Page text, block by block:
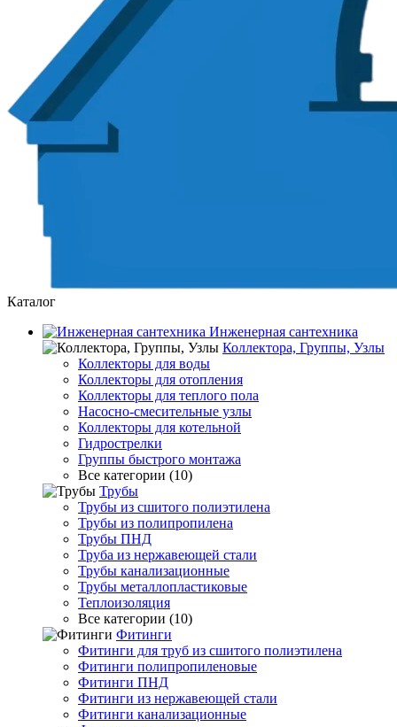
Каталог
Инженерная сантехника
Коллектора, Группы, Узлы
Коллекторы для воды
Коллекторы для отопления
Коллекторы для теплого пола
Насосно-смесительные узлы
Коллекторы для котельной
Гидрострелки
Группы быстрого монтажа
Все категории (10)
Трубы
Трубы из сшитого полиэтилена
Трубы из полипропилена
Трубы ПНД
Труба из нержавеющей стали
Трубы канализационные
Трубы металлопластиковые
Теплоизоляция
Все категории (10)
Фитинги
Фитинги для труб из сшитого полиэтилена
Фитинги полипропиленовые
Фитинги ПНД
Фитинги из нержавеющей стали
Фитинги канализационные